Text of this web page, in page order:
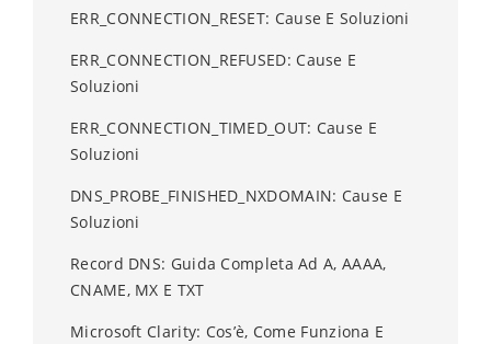
ERR_CONNECTION_RESET: Cause E Soluzioni
ERR_CONNECTION_REFUSED: Cause E
Soluzioni
ERR_CONNECTION_TIMED_OUT: Cause E
Soluzioni
DNS_PROBE_FINISHED_NXDOMAIN: Cause E
Soluzioni
Record DNS: Guida Completa Ad A, AAAA,
CNAME, MX E TXT
Microsoft Clarity: Cos’è, Come Funziona E